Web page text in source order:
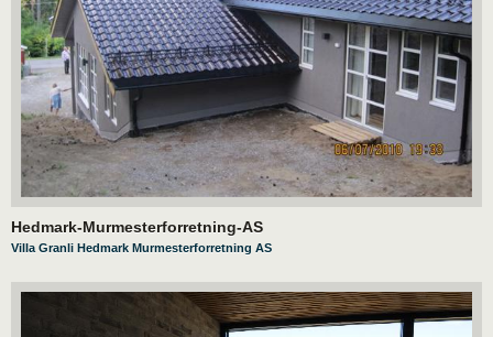
Hedmark-Murmesterforretning-AS
Villa Granli Hedmark Murmesterforretning AS